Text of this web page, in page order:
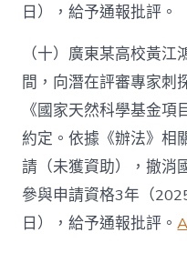
日），給予通報批評。
（十）廣東某高校黃
間，向潛在評審專家刺
《國家天然科學基金
約定。依據《辦法》相
請（未獲資助），撤消
參與申請資格3年（
日），給予通報批評。